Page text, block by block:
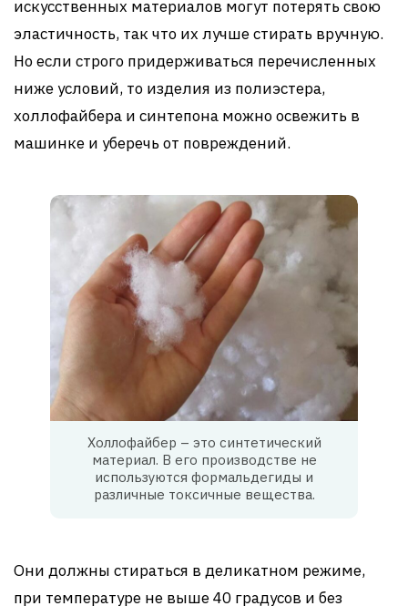
искусственных материалов могут потерять свою
эластичность, так что их лучше стирать вручную.
Но если строго придерживаться перечисленных
ниже условий, то изделия из полиэстера,
холлофайбера и синтепона можно освежить в
машинке и уберечь от повреждений.
Холлофайбер – это синтетический
материал. В его производстве не
используются формальдегиды и
различные токсичные вещества.
Они должны стираться в деликатном режиме,
при температуре не выше 40 градусов и без